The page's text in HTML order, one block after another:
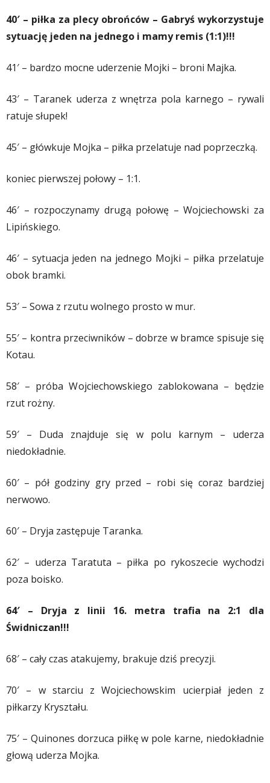
40′ – piłka za plecy obrońców – Gabryś wykorzystuje
sytuację jeden na jednego i mamy remis (1:1)!!!
41′ – bardzo mocne uderzenie Mojki – broni Majka.
43′ – Taranek uderza z wnętrza pola karnego – rywali
ratuje słupek!
45′ – główkuje Mojka – piłka przelatuje nad poprzeczką.
koniec pierwszej połowy – 1:1.
46′ – rozpoczynamy drugą połowę – Wojciechowski za
Lipińskiego.
46′ – sytuacja jeden na jednego Mojki – piłka przelatuje
obok bramki.
53′ – Sowa z rzutu wolnego prosto w mur.
55′ – kontra przeciwników – dobrze w bramce spisuje się
Kotau.
58′ – próba Wojciechowskiego zablokowana – będzie
rzut rożny.
59′ – Duda znajduje się w polu karnym – uderza
niedokładnie.
60′ – pół godziny gry przed – robi się coraz bardziej
nerwowo.
60′ – Dryja zastępuje Taranka.
62′ – uderza Taratuta – piłka po rykoszecie wychodzi
poza boisko.
64′ – Dryja z linii 16. metra trafia na 2:1 dla
Świdniczan!!!
68′ – cały czas atakujemy, brakuje dziś precyzji.
70′ – w starciu z Wojciechowskim ucierpiał jeden z
piłkarzy Kryształu.
75′ – Quinones dorzuca piłkę w pole karne, niedokładnie
głową uderza Mojka.